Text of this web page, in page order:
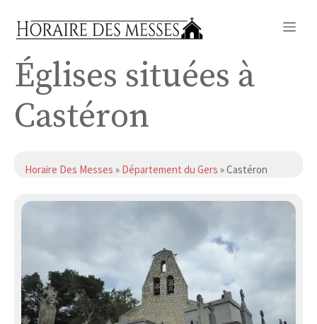
Églises situées à
Castéron
Horaire Des Messes » Département du Gers » Castéron